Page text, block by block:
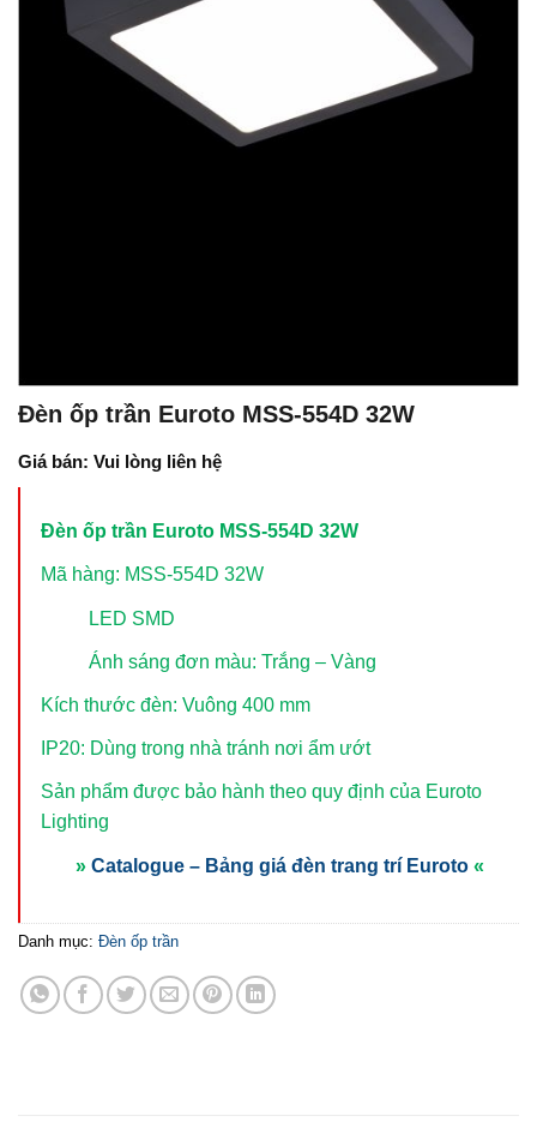
Đèn ốp trần Euroto MSS-554D 32W
Giá bán: Vui lòng liên hệ
Đèn ốp trần Euroto MSS-554D 32W
Mã hàng: MSS-554D 32W
LED SMD
Ánh sáng đơn màu: Trắng – Vàng
Kích thước đèn: Vuông 400 mm
IP20: Dùng trong nhà tránh nơi ẩm ướt
Sản phẩm được bảo hành theo quy định của Euroto
Lighting
» Catalogue – Bảng giá đèn trang trí Euroto «
Danh mục: Đèn ốp trần